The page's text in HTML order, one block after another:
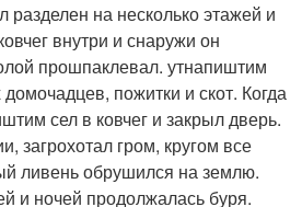
на несколько этажей и
внутри и снаружи он
прошпаклевал. утнапиштим
домочадцев, пожитки и скот. Когда
сел в ковчег и закрыл дверь.
загрохотал гром, кругом все
ливень обрушился на землю.
и ночей продолжалась буря.